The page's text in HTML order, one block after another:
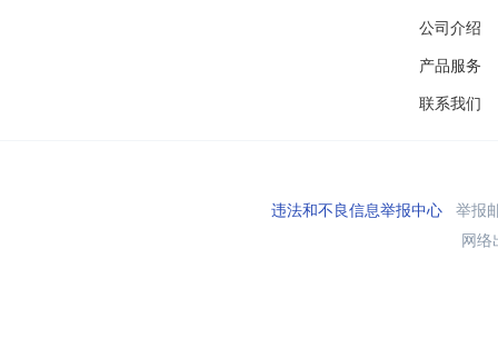
公司介绍
产品服务
联系我们
违法和不良信息举报中心举报
网